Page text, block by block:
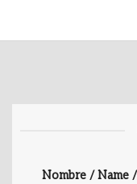
Nombre / Name